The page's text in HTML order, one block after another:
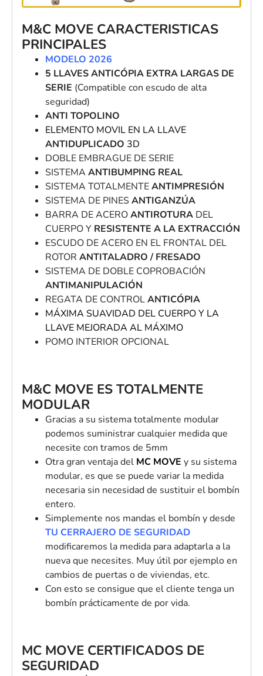
M&C MOVE CARACTERISTICAS
PRINCIPALES
MODELO 2026
5 LLAVES ANTICÓPIA EXTRA LARGAS DE
SERIE (Compatible con escudo de alta
seguridad)
ANTI TOPOLINO
ELEMENTO MOVIL EN LA LLAVE
ANTIDUPLICADO 3D
DOBLE EMBRAGUE DE SERIE
SISTEMA ANTIBUMPING REAL
SISTEMA TOTALMENTEANTIMPRESIÓN
SISTEMA DE PINESANTIGANZÚA
BARRA DE ACEROANTIROTURA DEL
CUERPO Y RESISTENTE A LA EXTRACCIÓN
ESCUDO DE ACERO EN EL FRONTAL DEL
ROTOR ANTITALADRO / FRESADO
SISTEMA DE DOBLE COPROBACIÓN
ANTIMANIPULACIÓN
REGATA DE CONTROLANTICÓPIA
MÁXIMA SUAVIDAD DEL CUERPO Y LA
LLAVE MEJORADA AL MÁXIMO
POMO INTERIOR OPCIONAL
M&C MOVE ES TOTALMENTE
MODULAR
Gracias a su sistema totalmente modular
podemos suministrar cualquier medida que
necesite con tramos de 5mm
Otra gran ventaja del MC MOVE y su sistema
modular, es que se puede variar la medida
necesaria sin necesidad de sustituir el bombín
entero.
Simplemente nos mandas el bombín y desde
TU CERRAJERO DE SEGURIDAD
modificaremos la medida para adaptarla a la
nueva que necesites. Muy útil por ejemplo en
cambios de puertas o de viviendas, etc.
Con esto se consigue que el cliente tenga un
bombín prácticamente de por vida.
MC MOVE CERTIFICADOS DE
SEGURIDAD